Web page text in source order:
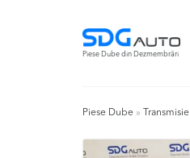
Piese Dube din Dezmembrări
Piese Dube » Transmisie